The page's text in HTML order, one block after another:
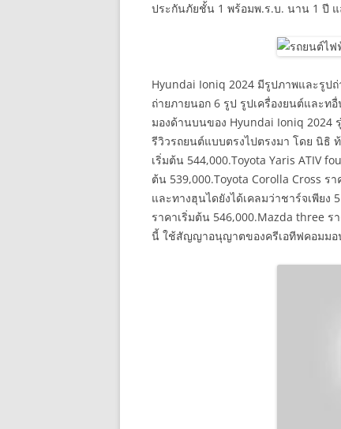
ประกันภัยชั้น 1 พร้อมพ.ร.บ. นาน 1 ปี
Hyundai Ioniq 2024 มีรูปภาพและรูป
ถ่ายภายนอก 6 รูป รูปเครื่องยนต์และ
มองด้านบนของ Hyundai Ioniq 2024
รีวิวรถยนต์แบบตรงไปตรงมา โดย นิธิ
เริ่มต้น 544,000.Toyota Yaris ATIV
ต้น 539,000.Toyota Corolla Cross ร
และทางฮุนไดยังได้เคลมว่าชาร์จเพีย
ราคาเริ่มต้น 546,000.Mazda three ร
นี้ ใช้สัญญาอนุญาตของครีเอทีฟคอมมอ